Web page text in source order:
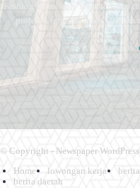
Fashion fades, only style remains
projects, opportunities. Clothes
Contact us:
© Copyright - Newspaper
Home
lowongan kerja
berita daerah